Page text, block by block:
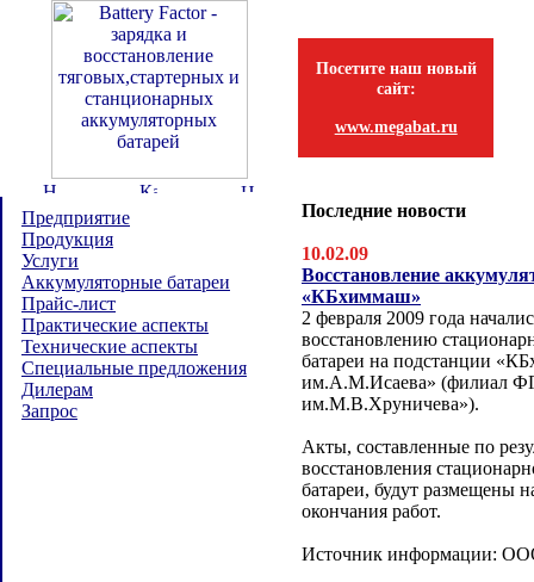
Посетите наш новый
сайт:
www.megabat.ru
Предприятие
Продукция
Услуги
Аккумуляторные батареи
Прайс-лист
Практические аспекты
Технические аспекты
Специальные предложения
Дилерам
Запрос
Последние новости
10.02.09
Восстановление
«КБхиммаш»
2 февраля 2009 года
восстановлению
батареи на подстанции
им.А.М.Исаева» (филиал
им.М.В.Хруничева»).
Акты, составленные по
восстановления
батареи, будут размещены
окончания работ.
Источник информации: